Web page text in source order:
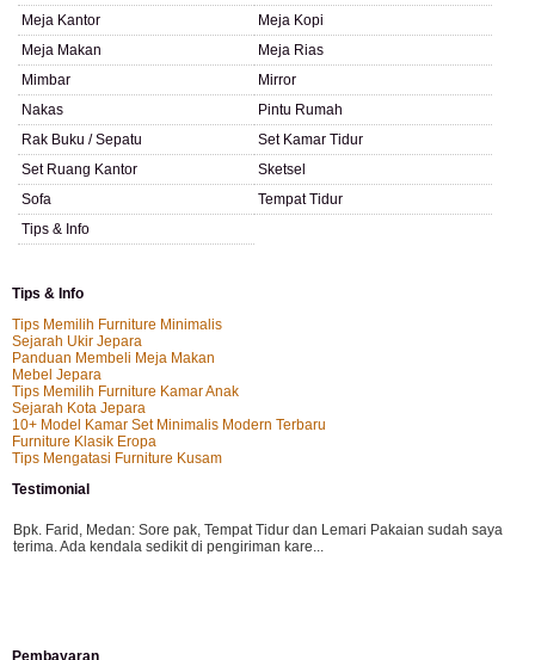
Meja Kantor
Meja Kopi
Meja Makan
Meja Rias
Mimbar
Mirror
Nakas
Pintu Rumah
Rak Buku / Sepatu
Set Kamar Tidur
Set Ruang Kantor
Sketsel
Sofa
Tempat Tidur
Tips & Info
Tips & Info
Tips Memilih Furniture Minimalis
Sejarah Ukir Jepara
Panduan Membeli Meja Makan
Mebel Jepara
Tips Memilih Furniture Kamar Anak
Sejarah Kota Jepara
10+ Model Kamar Set Minimalis Modern Terbaru
Furniture Klasik Eropa
Tips Mengatasi Furniture Kusam
Testimonial
Bpk. Farid, Medan: Sore pak, Tempat Tidur dan Lemari Pakaian sudah saya
terima. Ada kendala sedikit di pengiriman kare...
Pembayaran